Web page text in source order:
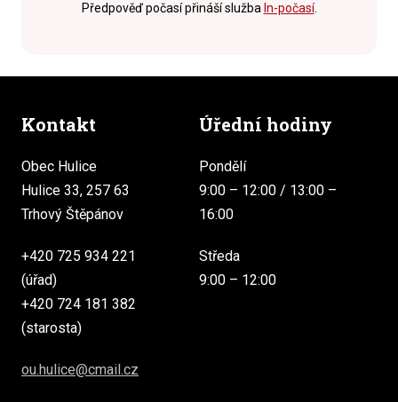
Předpověď počasí přináší služba In-počasí.
Kontakt
Obec Hulice
Hulice 33, 257 63
Trhový Štěpánov
+420 725 934 221
(úřad)
+420 724 181 382
(starosta)
ou.hulice@cmail.cz
Úřední hodiny
Pondělí
9:00 – 12:00 / 13:00 –
16:00
Středa
9:00 – 12:00